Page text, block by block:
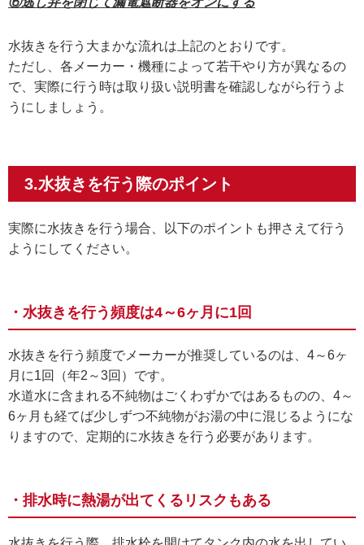
水抜きを行う大まかな流れは上記のとおりです。
ただし、各メーカー・機種によって若干やり方が異なるの
で、実際に行う時は取り扱い説明書を確認しながら行うよ
うにしましょう。
3.水抜きを行う際のポイント
実際に水抜きを行う場合、以下のポイントも押さえて行う
ようにしてください。
・水抜きを行う頻度は4～6ヶ月に1回
水抜きを行う頻度でメーカーが推奨しているのは、4～6ヶ
月に1回（年2～3回）です。
水道水に含まれる不純物はごくわずかではあるものの、4～
6ヶ月も経てば少しずつ不純物がお湯の中に混じるようにな
りますので、定期的に水抜きを行う必要があります。
・排水時に熱湯が出てくるリスクもある